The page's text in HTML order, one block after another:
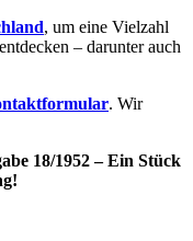
, um eine Vielzahl
– darunter auch
. Wir
18/1952 – Ein Stück